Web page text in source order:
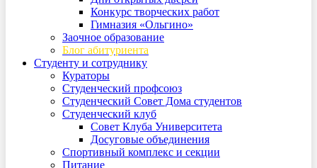
Конкурс творческих работ
Гимназия «Ольгино»
Заочное образование
Блог абитуриента
Студенту и сотруднику
Кураторы
Студенческий профсоюз
Студенческий Совет Дома студентов
Студенческий клуб
Совет Клуба Университета
Досуговые объединения
Спортивный комплекс и секции
Питание